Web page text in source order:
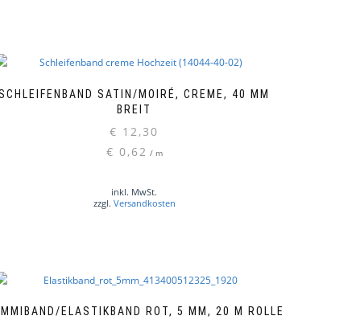
SATIN/MOIRÉ, CREME, 40 MM
BREIT
€ 12,30
€ 0,62 / m
inkl. MwSt.
zzgl. Versandkosten
ELASTIKBAND ROT, 5 MM, 20 M ROLLE